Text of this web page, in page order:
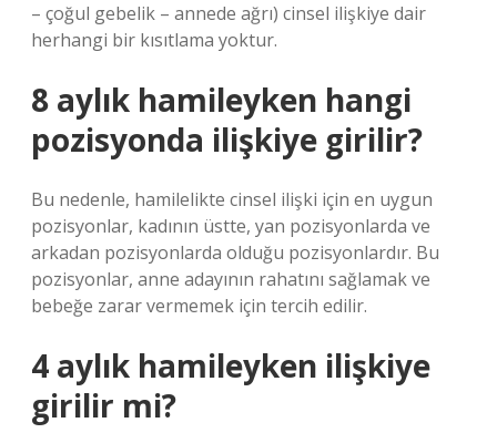
– çoğul gebelik – annede ağrı) cinsel ilişkiye dair
herhangi bir kısıtlama yoktur.
8 aylık hamileyken hangi
pozisyonda ilişkiye girilir?
Bu nedenle, hamilelikte cinsel ilişki için en uygun
pozisyonlar, kadının üstte, yan pozisyonlarda ve
arkadan pozisyonlarda olduğu pozisyonlardır. Bu
pozisyonlar, anne adayının rahatını sağlamak ve
bebeğe zarar vermemek için tercih edilir.
4 aylık hamileyken ilişkiye
girilir mi?